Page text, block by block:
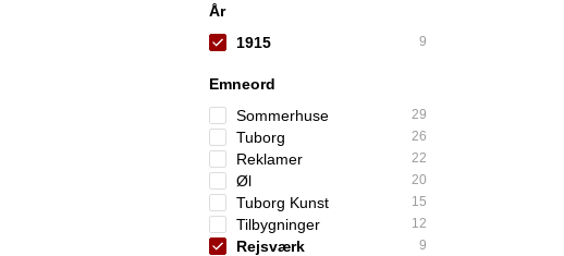
År
1915
9
Emneord
Sommerhuse
29
Tuborg 26
Reklamer 22
Øl 20
Tuborg Kunst 15
Tilbygninger 12
Rejsværk 9